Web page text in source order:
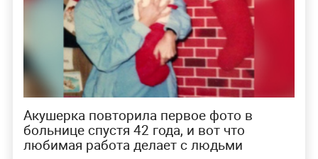
Акушерка повторила первое фото в
больнице спустя 42 года, и вот что
любимая работа делает с людьми